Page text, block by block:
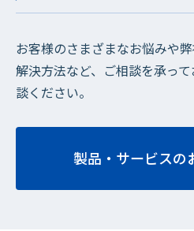
お客様のさまざまなお悩みや
解決方法など、ご相談を承っ
談ください。
製品・サービスの